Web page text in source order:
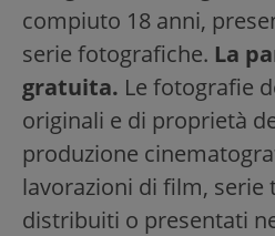
compiuto 18 anni,
serie fotografiche. La
gratuita. Le fotografie
originali e di proprietà
produzione
lavorazioni di film, serie
distribuiti o presentati